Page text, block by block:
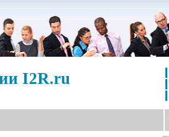
I2R.ru